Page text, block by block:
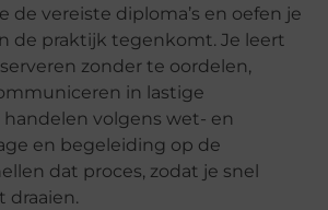
de vereiste diploma’s en oefen je
de praktijk tegenkomt. Je leert
zonder te oordelen,
in lastige
volgens wet- en
en begeleiding op de
dat proces, zodat je snel
draaien.